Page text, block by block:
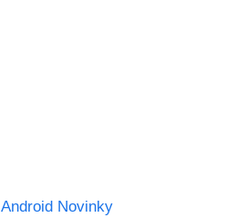
Android Novinky